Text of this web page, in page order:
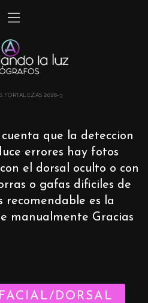
FORTALEZAS 2026-3
que la deteccion
errores hay fotos
el dorsal oculto o con
o gafas dificiles de
recomendable es la
manualmente Gracias
DORSAL